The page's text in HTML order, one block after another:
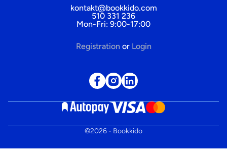
kontakt@bookkido.com
510 331 236
Mon-Fri: 9:00-17:00
Registration or Login
©2026- Bookkido